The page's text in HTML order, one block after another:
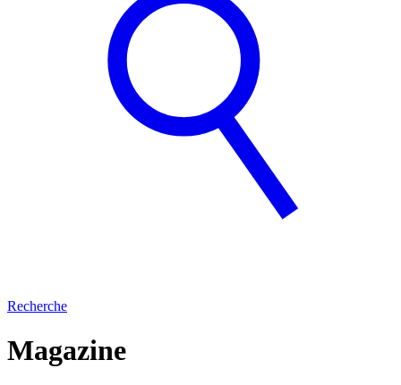
Recherche
Magazine